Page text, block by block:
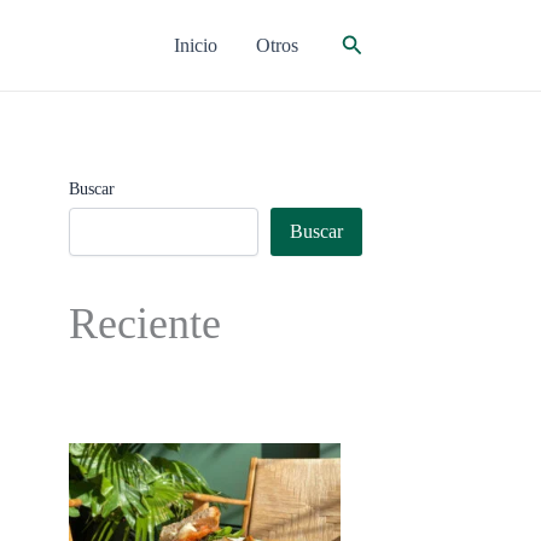
Inicio Otros Buscar
Buscar
Buscar
Reciente